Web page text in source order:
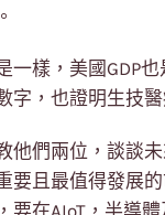
一樣，美國GDP
字，也證明生技
他們兩位，談談
要且最值得發展
要在AIoT，半導